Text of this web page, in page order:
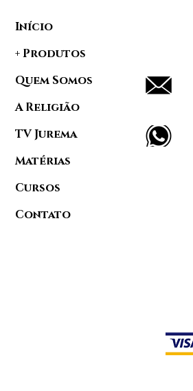
Início
+ Produtos
Quem Somos
A Religião
TV Jurema
Matérias
Cursos
Contato